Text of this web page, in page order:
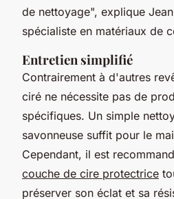
de nettoyage", explique
spécialiste en matériaux de
Entretien simplifié
Contrairement à d'autres
ciré ne nécessite pas de
spécifiques. Un simple
savonneuse suffit pour le
Cependant, il est
couche de cire protectrice
préserver son éclat et sa